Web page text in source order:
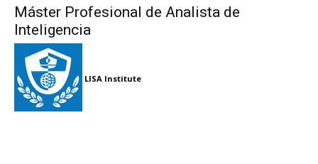
Máster Profesional de Analista de
Inteligencia
LISA Institute